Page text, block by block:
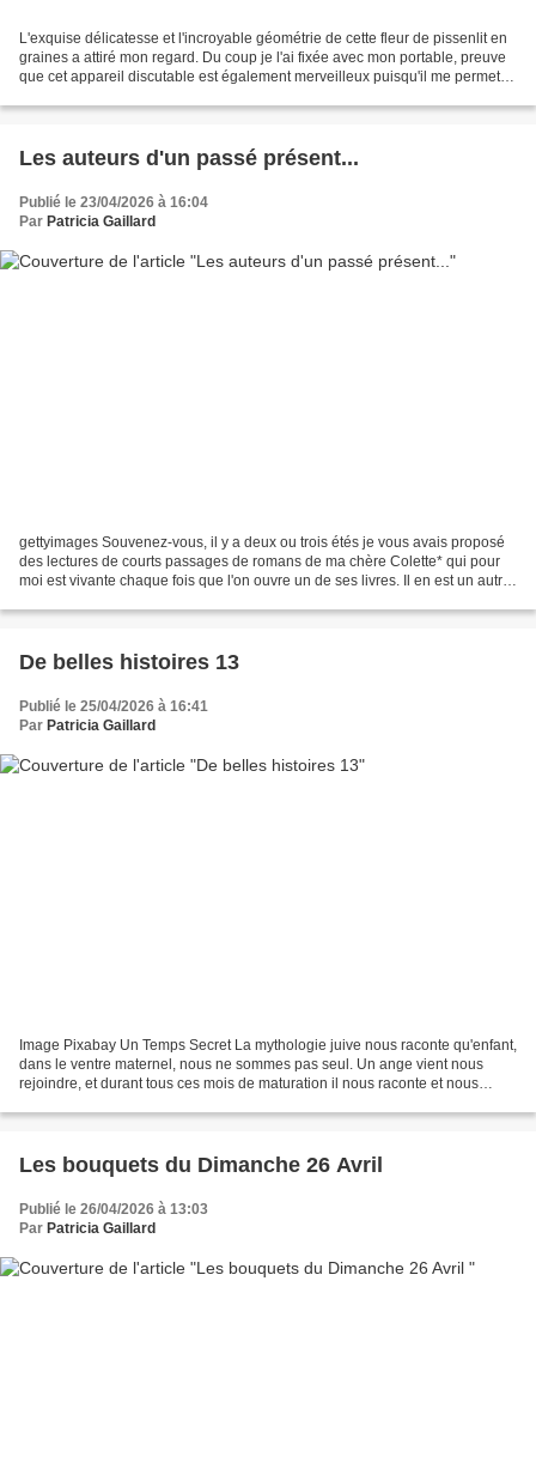
L'exquise délicatesse et l'incroyable géométrie de cette fleur de pissenlit en
graines a attiré mon regard. Du coup je l'ai fixée avec mon portable, preuve
que cet appareil discutable est également merveilleux puisqu'il me permet
Les auteurs d'un passé présent...
Publié le 23/04/2026 à 16:04
Par Patricia Gaillard
gettyimages Souvenez-vous, il y a deux ou trois étés je vous avais proposé
des lectures de courts passages de romans de ma chère Colette* qui pour
moi est vivante chaque fois que l'on ouvre un de ses livres. Il en est un autre,
De belles histoires 13
Publié le 25/04/2026 à 16:41
Par Patricia Gaillard
Image Pixabay Un Temps Secret La mythologie juive nous raconte qu'enfant,
dans le ventre maternel, nous ne sommes pas seul. Un ange vient nous
rejoindre, et durant tous ces mois de maturation il nous raconte et nous
Les bouquets du Dimanche 26 Avril
Publié le 26/04/2026 à 13:03
Par Patricia Gaillard